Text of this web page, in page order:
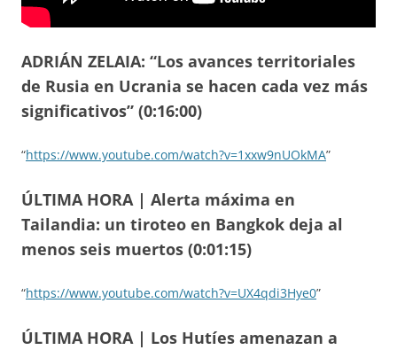
ADRIÁN ZELAIA: “Los avances territoriales
de Rusia en Ucrania se hacen cada vez más
significativos” (0:16:00)
“https://www.youtube.com/watch?v=1xxw9nUOkMA”
ÚLTIMA HORA | Alerta máxima en
Tailandia: un tiroteo en Bangkok deja al
menos seis muertos (0:01:15)
“https://www.youtube.com/watch?v=UX4qdi3Hye0”
ÚLTIMA HORA | Los Hutíes amenazan a